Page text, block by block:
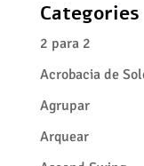
Categories
2 para 2
Acrobacia de
Agrupar
Arquear